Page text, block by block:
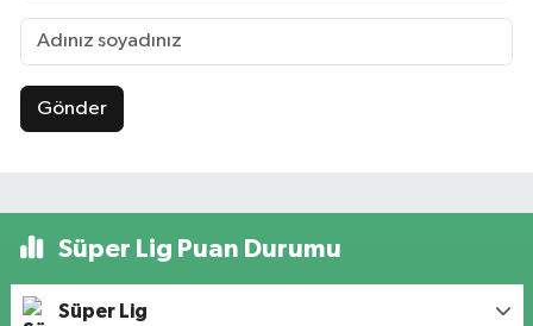
Gönder
Süper Lig Puan Durumu
Süper Lig